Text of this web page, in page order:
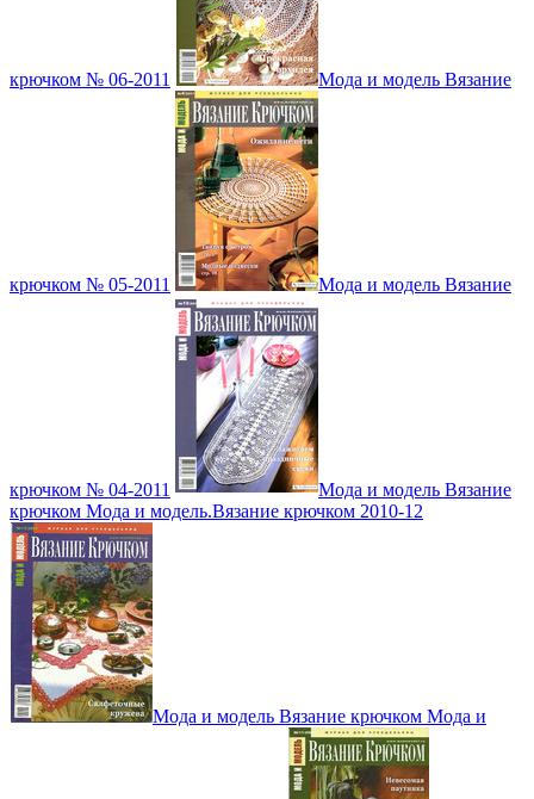
крючком № 06-2011 Мода и модель Вязание
крючком № 05-2011 Мода и модель Вязание
крючком № 04-2011
Мода и модель Вязание
крючком Мода и модель.Вязание крючком 2010-12
Мода и модель Вязание крючком Мода и